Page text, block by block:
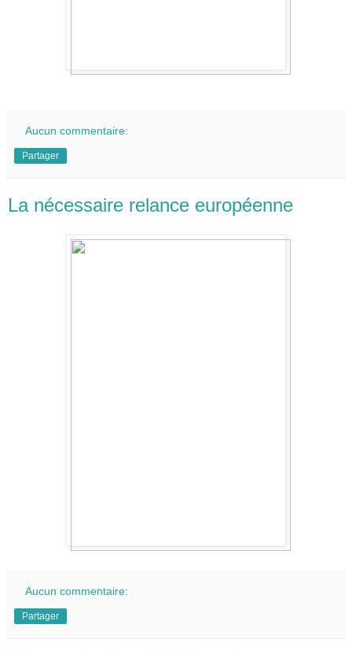
Aucun commentaire:
Partager
La nécessaire relance européenne
Aucun commentaire:
Partager